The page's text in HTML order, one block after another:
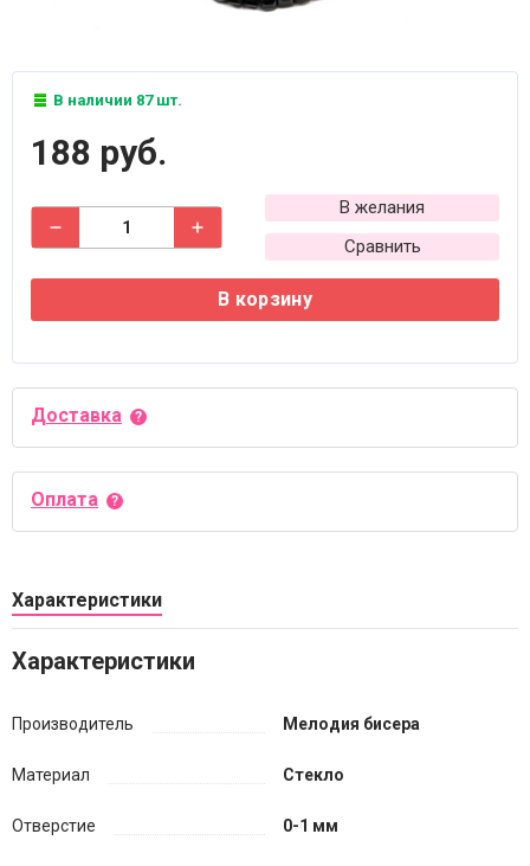
В наличии 87 шт.
188 руб.
В желания
Сравнить
В корзину
Доставка
Оплата
Характеристики
Характеристики
Производитель Мелодия бисера
Материал Стекло
Отверстие 0-1 мм